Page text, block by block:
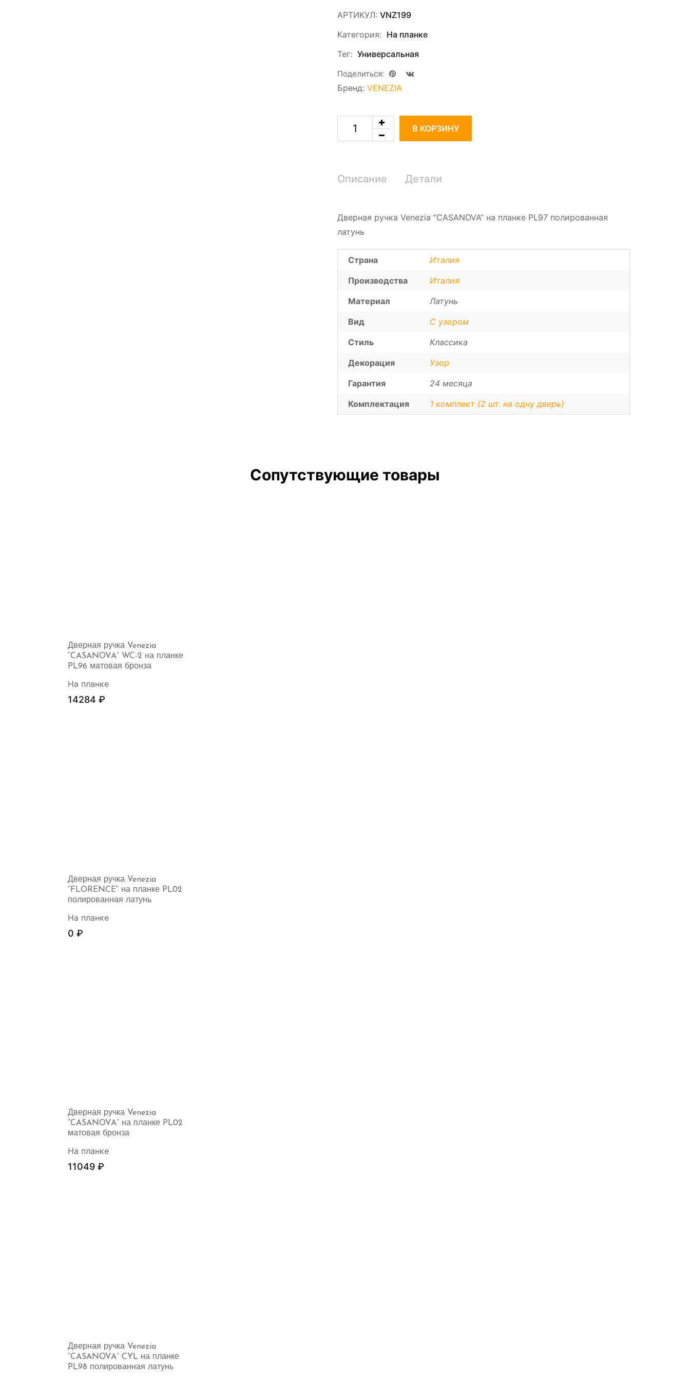
АРТИКУЛ: VNZ199
Категория: На планке
Тег: Универсальная
Поделиться:
Бренд: VENEZIA
В КОРЗИНУ
Описание Детали
Дверная ручка Venezia “CASANOVA” на планке PL97 полированная
латунь
Страна
Италия
Производства
Италия
Материал
Латунь
Вид
С узором
Стиль
Классика
Декорация
Узор
Гарантия
24 месяца
Комплектация
1 комплект (2 шт. на одну дверь)
Сопутствующие товары
Дверная ручка Venezia
“CASANOVA” WC-2 на планке
PL96 матовая бронза
На планке
14284 ₽
Дверная ручка Venezia
“FLORENCE” на планке PL02
полированная латунь
На планке
0 ₽
Дверная ручка Venezia
“CASANOVA” на планке PL02
матовая бронза
На планке
11049 ₽
Дверная ручка Venezia
“CASANOVA” CYL на планке
PL98 полированная латунь